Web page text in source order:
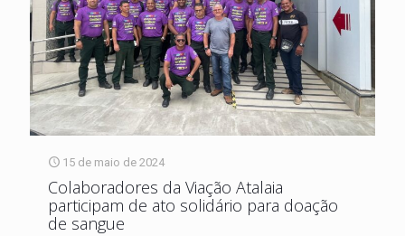
15 de maio de 2024
Colaboradores da Viação Atalaia
participam de ato solidário para doação
de sangue